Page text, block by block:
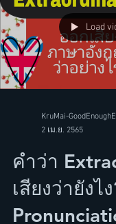
Load
KruMai-
2 เม.ย. 2565
คำว่า